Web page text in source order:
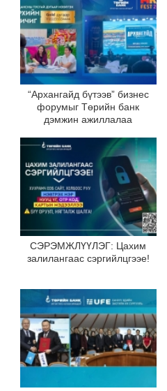
“Архангайд бүтээв” бизнес
форумыг Төрийн банк
дэмжин ажиллалаа
СЭРЭМЖЛҮҮЛЭГ: Цахим
залилангаас сэргийлцгээе!